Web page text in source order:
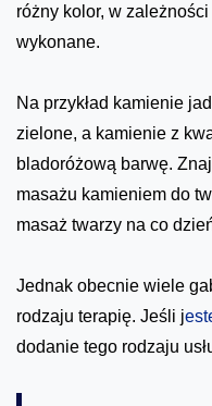
różny kolor, w
wykonane.
Na przykład kamienie
zielone, a kamienie z
bladoróżową barwę.
masażu kamieniem do
masaż twarzy na co
Jednak obecnie wiele
rodzaju terapię. Jeśli j
dodanie tego rodzaju